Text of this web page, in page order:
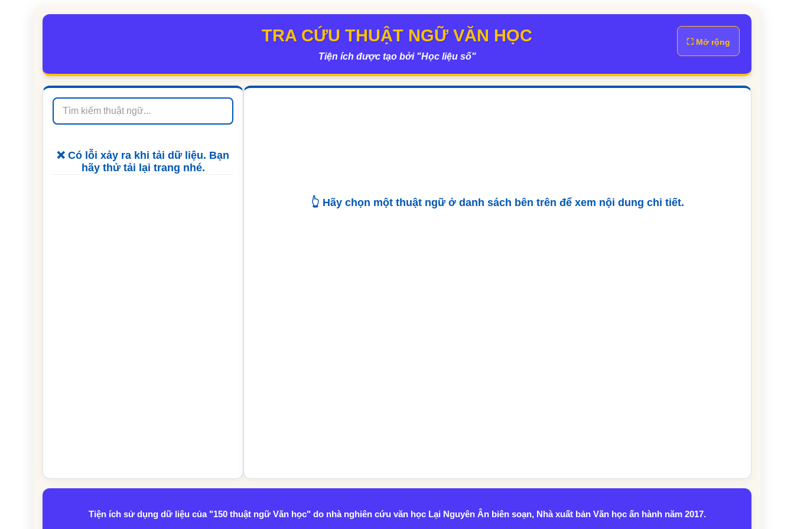
⛶ Mở rộng
TRA CỨU THUẬT NGỮ VĂN HỌC
Tiện ích được tạo bởi "Học liệu số"
❌ Có lỗi xảy ra khi tải dữ liệu. Bạn
hãy thử tải lại trang nhé.
👆 Hãy chọn một thuật ngữ ở danh sách bên trên để xem nội dung chi tiết.
Tiện ích sử dụng dữ liệu của "150 thuật ngữ Văn học" do nhà nghiên cứu văn học Lại Nguyên Ân biên soạn, Nhà xuất bản Văn học ấn hành năm 2017.